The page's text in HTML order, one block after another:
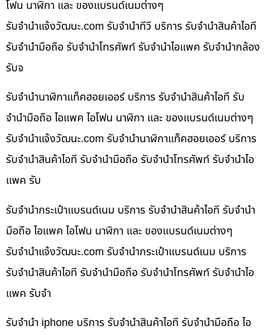
โฟน นาฬิกา และ ของแบรนด์เนมต่างๆ
รับจํานําแจ้งวัฒนะ.com รับจำนำทีวี บริการ รับจำนำสินค้าไอที
รับจำนำมือถือ รับจำนำโทรศัพท์ รับจำนำไอแพค รับจำนำกล้อง
รับจ
รับจำนำนาฬิกาแท็คฮอยเออร์ บริการ รับจำนำสินค้าไอที รับ
จำนำมือถือ ไอแพค ไอโฟน นาฬิกา และ ของแบรนด์เนมต่างๆ
รับจํานําแจ้งวัฒนะ.com รับจำนำนาฬิกาแท็คฮอยเออร์ บริการ
รับจำนำสินค้าไอที รับจำนำมือถือ รับจำนำโทรศัพท์ รับจำนำไอ
แพค รับ
รับจำนำกระเป๋าแบรนด์เนม บริการ รับจำนำสินค้าไอที รับจำนำ
มือถือ ไอแพค ไอโฟน นาฬิกา และ ของแบรนด์เนมต่างๆ
รับจํานําแจ้งวัฒนะ.com รับจำนำกระเป๋าแบรนด์เนม บริการ
รับจำนำสินค้าไอที รับจำนำมือถือ รับจำนำโทรศัพท์ รับจำนำไอ
แพค รับจำ
รับจำนำ iphone บริการ รับจำนำสินค้าไอที รับจำนำมือถือ ไอ